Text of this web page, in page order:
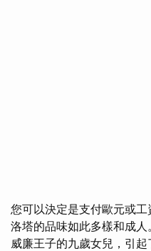
您可以決定是支付歐元或
洛塔的品味如此多樣和成
威廉王子的九歲女兒，引